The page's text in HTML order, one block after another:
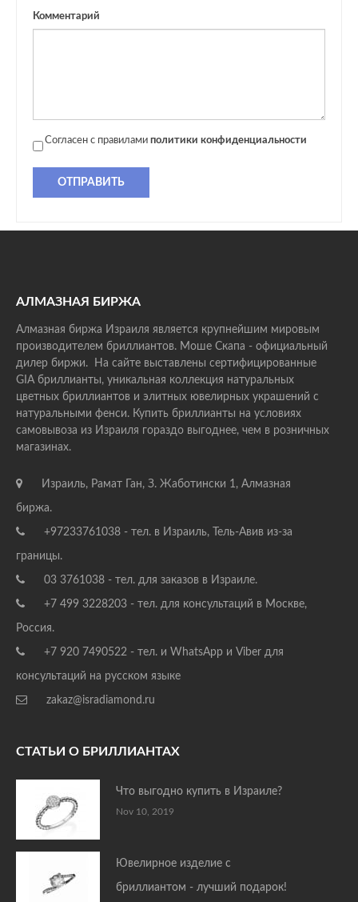
Комментарий
Согласен с правилами политики конфиденциальности
ОТПРАВИТЬ
АЛМАЗНАЯ БИРЖА
Алмазная биржа Израиля является крупнейшим мировым
производителем бриллиантов. Моше Скапа - официальный
дилер биржи. На сайте выставлены сертифицированные
GIA бриллианты, уникальная коллекция натуральных
цветных бриллиантов и элитных ювелирных украшений с
натуральными фенси. Купить бриллианты на условиях
самовывоза из Израиля гораздо выгоднее, чем в розничных
магазинах.
Израиль, Рамат Ган, З. Жаботински 1, Алмазная
биржа.
+97233761038 - тел. в Израиль, Тель-Авив из-за
границы.
03 3761038 - тел. для заказов в Израиле.
+7 499 3228203 - тел. для консультаций в Москве,
Россия.
+7 920 7490522 - тел. и WhatsApp и Viber для
консультаций на русском языке
zakaz@isradiamond.ru
СТАТЬИ О БРИЛЛИАНТАХ
Что выгодно купить в Израиле?
Nov 10, 2019
Ювелирное изделие с
бриллиантом - лучший подарок!